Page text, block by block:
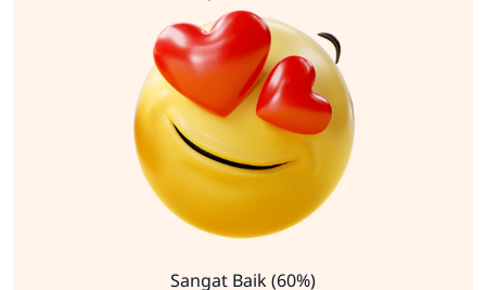
Sangat Baik (60%)